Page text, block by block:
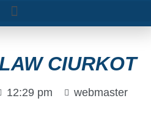
CIURKOT
12:29 pm webmaster